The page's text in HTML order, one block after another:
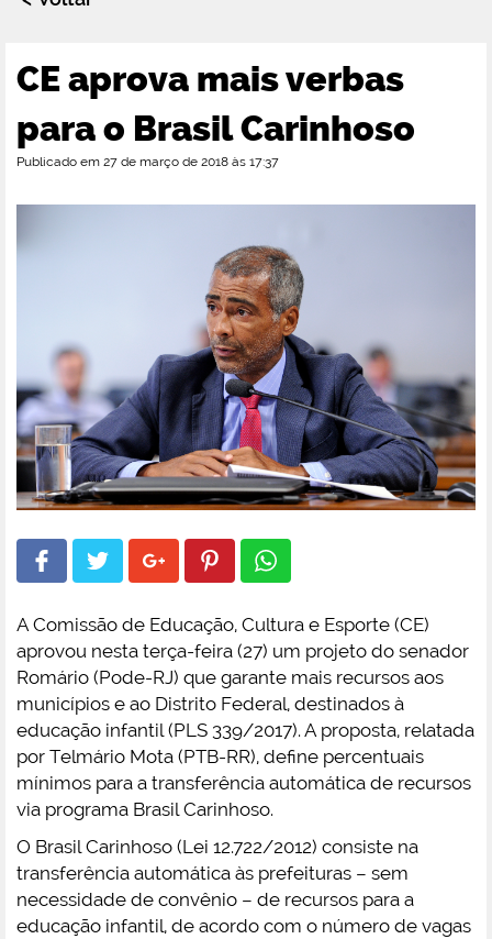
CE aprova mais verbas
para o Brasil Carinhoso
Publicado em 27 de março de 2018 às 17:37
A Comissão de Educação, Cultura e Esporte (CE)
aprovou nesta terça-feira (27) um projeto do senador
Romário (Pode-RJ) que garante mais recursos aos
municípios e ao Distrito Federal, destinados à
educação infantil (PLS 339/2017). A proposta, relatada
por Telmário Mota (PTB-RR), define percentuais
mínimos para a transferência automática de recursos
via programa Brasil Carinhoso.
O Brasil Carinhoso (Lei 12.722/2012) consiste na
transferência automática às prefeituras – sem
necessidade de convênio – de recursos para a
educação infantil, de acordo com o número de vagas